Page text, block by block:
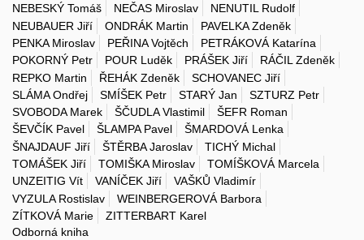
NEBESKÝ Tomáš
NEČAS Miroslav
NENUTIL Rudolf
NEUBAUER Jiří
ONDRÁK Martin
PAVELKA Zdeněk
PENKA Miroslav
PEŘINA Vojtěch
PETRÁKOVÁ Katarína
POKORNÝ Petr
POUR Luděk PRÁŠEK Jiří
RÁČIL Zdeněk
REPKO Martin
ŘEHÁK Zdeněk
SCHOVANEC Jiří
SLÁMA Ondřej
SMÍŠEK Petr STARÝ Jan
SZTURZ Petr
SVOBODA Marek
ŠČUDLA Vlastimil
ŠEFR Roman
ŠEVČÍK Pavel
ŠLAMPA Pavel
ŠMARDOVÁ Lenka
ŠNAJDAUF Jiří
ŠTĚRBA Jaroslav
TICHÝ Michal
TOMÁŠEK Jiří
TOMIŠKA Miroslav
TOMÍŠKOVÁ Marcela
UNZEITIG Vít
VANÍČEK Jiří
VAŠKŮ Vladimír
VYZULA Rostislav
WEINBERGEROVÁ Barbora
ZÍTKOVÁ Marie
ZITTERBART Karel
Odborná kniha